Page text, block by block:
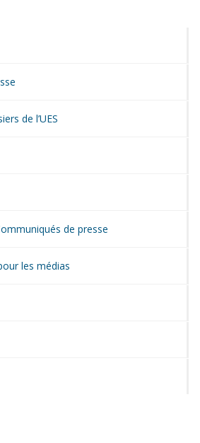
de l’UES
de presse
les médias